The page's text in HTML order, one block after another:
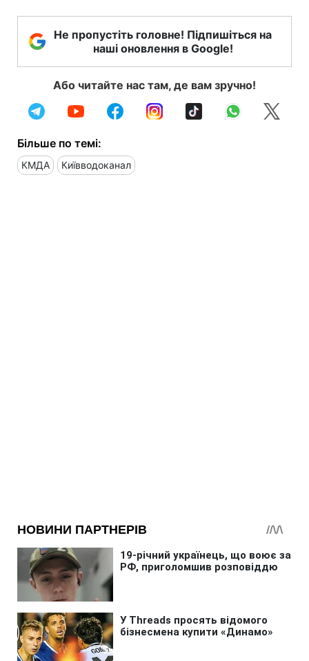
Не пропустіть головне! Підпишіться на
наші оновлення в Google!
Або читайте нас там, де вам зручно!
Більше по темі:
КМДА Київводоканал